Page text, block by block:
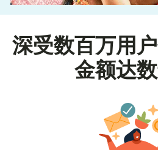
深受数百万用
金额达